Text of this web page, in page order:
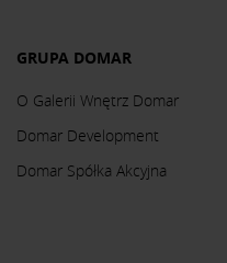
GRUPA DOMAR
O Galerii Wnętrz Domar
Domar Development
Domar Spółka Akcyjna